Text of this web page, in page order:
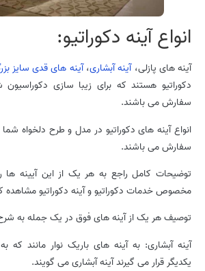
انواع آینه دکوراتیو:
آینه های پازلی،آینه آبشاری،آینه های قدی سایز
دکوراتیو هستند که برای زیبا سازی
سفارش می باشند.
انواع آینه های دکوراتیو در مدل و طرح دلخواه شما
سفارش می باشند.
توضیحات کامل راجع به هر یک از این آیینه
مخصوص خدمات دکوراتیو و آینه دکوراتیو مشاهده
توصیف هر یک از آینه های فوق در یک جمله به
آینه آبشاری: به آینه های باریک نوار مانند
یکدیگر قرار می گیرند آینه آبشاری می گویند.